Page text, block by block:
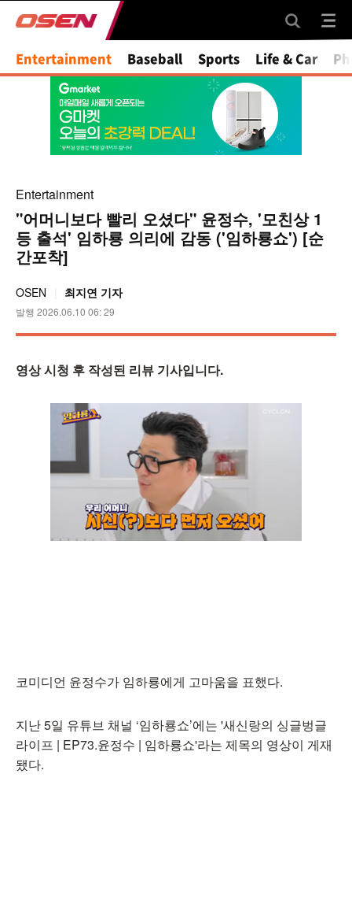
Mute
Entertainment Baseball Sports Life & Car
Entertainment
"어머니보다 빨리 오셨다" 윤정수, '모친상 1
등 출석' 임하룡 의리에 감동 ('임하룡쇼') [순
간포착]
OSEN 최지연 기자
발행 2026.06.10 06: 29
영상 시청 후 작성된 리뷰 기사입니다.
코미디언 윤정수가 임하룡에게 고마움을 표했다.
지난 5일 유튜브 채널 ‘임하룡쇼’에는 '새신랑의 싱글벙글
라이프 | EP73.윤정수 | 임하룡쇼'라는 제목의 영상이 게재
됐다.